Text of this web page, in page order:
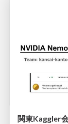
関東Kaggler